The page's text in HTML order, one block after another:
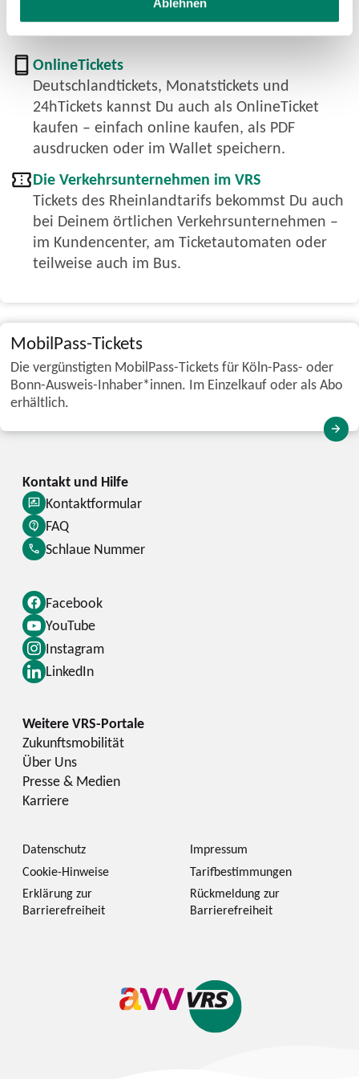
OnlineTickets
Deutschlandtickets, Monatstickets und
24hTickets kannst Du auch als OnlineTicket
kaufen – einfach online kaufen, als PDF
ausdrucken oder im Wallet speichern.
Die Verkehrsunternehmen im VRS
Tickets des Rheinlandtarifs bekommst Du auch
bei Deinem örtlichen Verkehrsunternehmen –
im Kundencenter, am Ticketautomaten oder
teilweise auch im Bus.
MobilPass-Tickets
Die vergünstigten MobilPass-Tickets für Köln-Pass- oder
Bonn-Ausweis-Inhaber*innen. Im Einzelkauf oder als Abo
erhältlich.
Facebook
YouTube
Instagram
LinkedIn
Kontaktformular
FAQ
Schlaue Nummer
Zukunftsmobilität
Über Uns
Presse & Medien
Karriere
Datenschutz
Impressum
Cookie-Hinweise
Tarifbestimmungen
Erklärung zur
Barrierefreiheit
Rückmeldung zur
Barrierefreiheit